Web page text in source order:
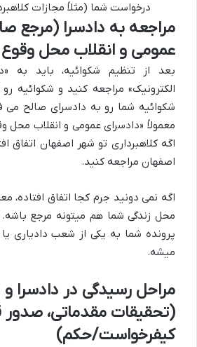
درخواست شما (مثلاً مجازات
مراجعه به دادسرا (مرجع
عمومی و انقلاب محل
بعد از تنظیم شکوائیه، باید به
الکترونیک» مراجعه کنید و شکوائیه
شکوائیه شما رو به دادسرای صالح می
معمولاً «دادسرای عمومی و انقلاب
اگه کلاهبرداری تو شهر اصفهان اتفاق
اصفهان مراجعه کنید.
اگه نمی دونید جرم کجا اتفاق افتاده،
محل زندگی شما هم میتونه مرجع باشه.
پرونده شما به یکی از شعب دادیاری یا
میشه.
مراحل رسیدگی در دادسرا و
(تحقیقات مقدماتی، صدور
کیفرخواست/حکم)